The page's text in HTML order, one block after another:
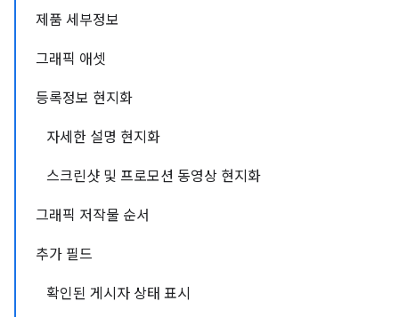
제품 세부정보
그래픽 애셋
등록정보 현지화
자세한 설명 현지화
스크린샷 및 프로모션 동영상 현지화
그래픽 저작물 순서
추가 필드
확인된 게시자 상태 표시